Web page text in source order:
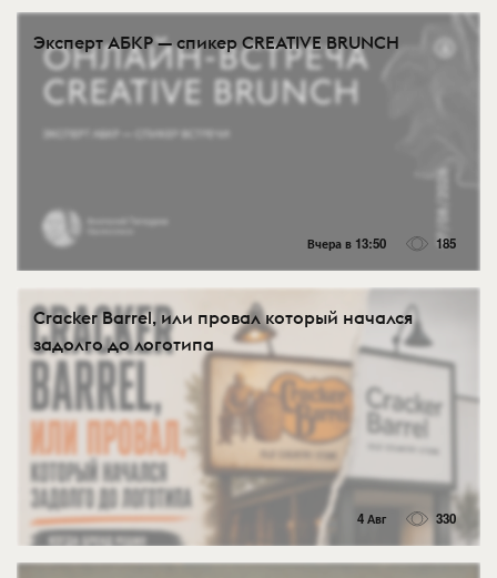
Эксперт АБКР — спикер CREATIVE BRUNCH
Вчера в 13:50 185
Cracker Barrel, или провал который начался
задолго до логотипа
4 Авг 330